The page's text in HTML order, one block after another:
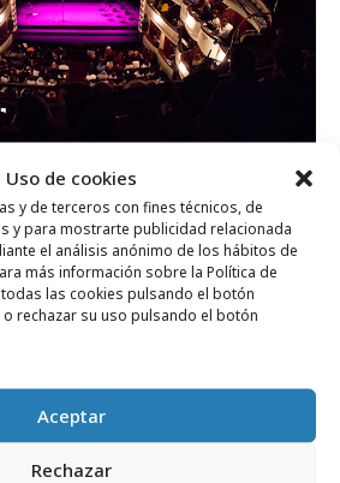
Uso de cookies
y de terceros con fines técnicos, de
y para mostrarte publicidad relacionada
el análisis anónimo de los hábitos de
más información sobre la Política de
las cookies pulsando el botón
rechazar su uso pulsando el botón
Aceptar
Rechazar
de acción humanitaria